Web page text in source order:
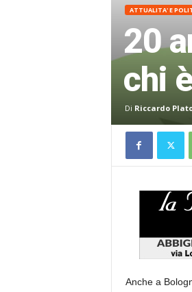
ATTUALITA' E
20
chi
Di Riccardo
Anche a